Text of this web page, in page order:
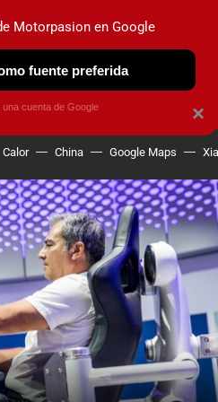
OBSERVATORIO
Calor China Google Maps
×
Motorpasion en Google
fuente preferida
cuenta de Google